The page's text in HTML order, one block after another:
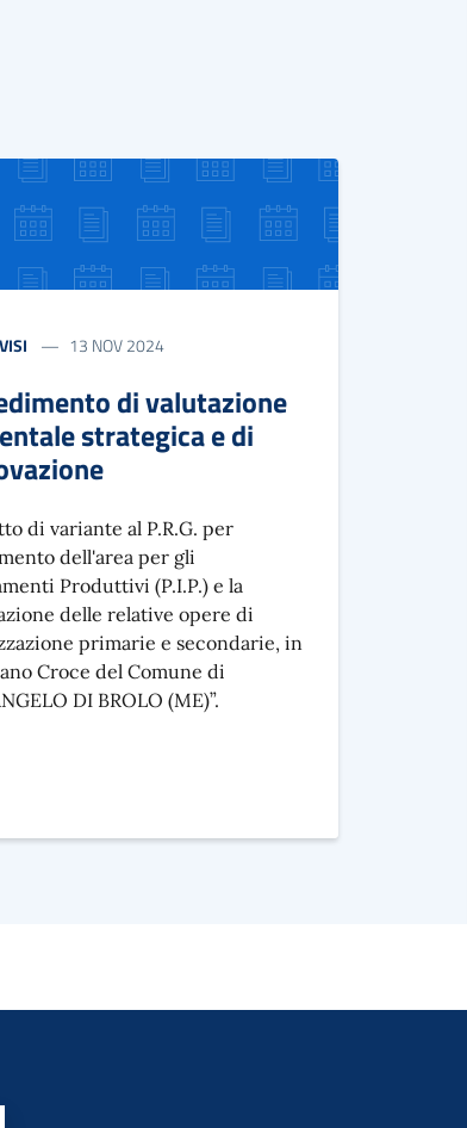
13 NOV 2024
di valutazione
strategica e di
di variante al P.R.G. per
dell'area per gli
Produttivi (P.I.P.) e la
delle relative opere di
primarie e secondarie, in
Croce del Comune di
DI BROLO (ME)”.